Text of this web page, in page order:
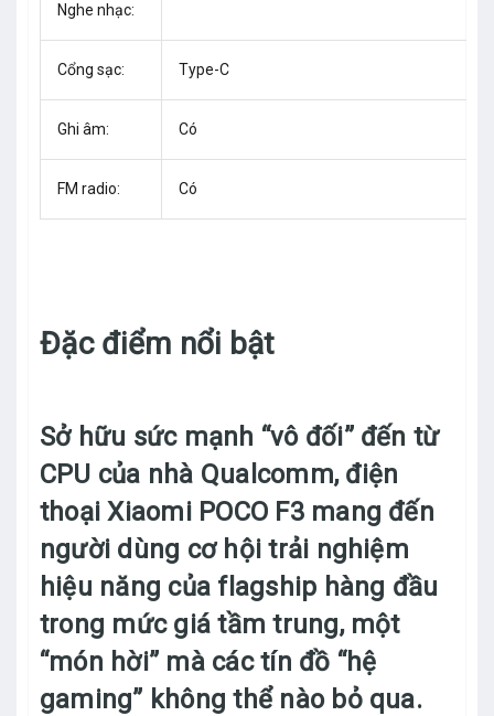
Nghe nhạc:
Cổng sạc: Type-C
Ghi âm: Có
FM radio: Có
Đặc điểm nổi bật
Sở hữu sức mạnh “vô đối” đến từ
CPU của nhà Qualcomm, điện
thoại Xiaomi POCO F3 mang đến
người dùng cơ hội trải nghiệm
hiệu năng của flagship hàng đầu
trong mức giá tầm trung, một
“món hời” mà các tín đồ “hệ
gaming” không thể nào bỏ qua.